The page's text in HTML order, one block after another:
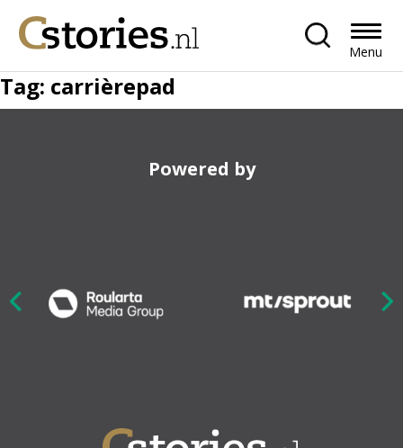
Menu
Tag: carrièrepad
Powered by